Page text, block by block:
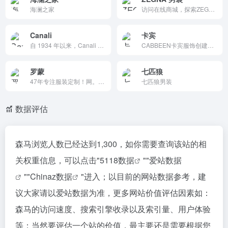
海澜之家
Canali 卡宾
罗蒙 七匹狼
七匹狼男装
数据评估
森马浏览人数已经达到1,300，如你需要查询该站的相
关权重信息，可以点击"5118数据 ""爱站数据
""Chinaz数据
"进入；以目前的网站数据参考，建
议大家请以爱站数据为准，更多网站价值评估因素如：
森马的访问速度、搜索引擎收录以及索引量、用户体验
等；当然要评估一个站的价值，最主要还是需要根据您